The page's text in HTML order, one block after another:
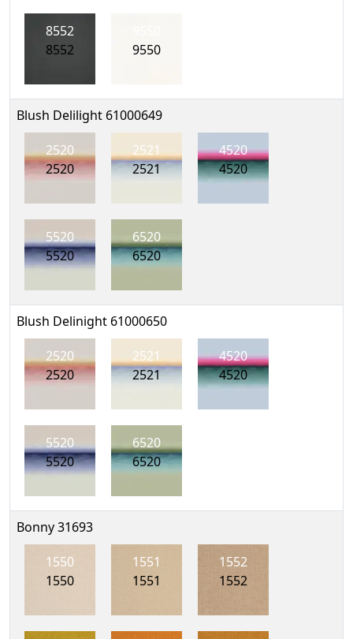
8552
8552
9550
Blush Delilight 61000649
2520
2520
2521
2521
4520
4520
5520
5520
6520
6520
Blush Delinight 61000650
2520
2520
2521
2521
4520
4520
5520
5520
6520
6520
Bonny 31693
1550
1550
1551
1551
1552
1552